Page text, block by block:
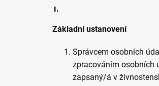
I.
Základní ustanovení
Správcem osobních
zpracováním osobních
zapsaný/á v